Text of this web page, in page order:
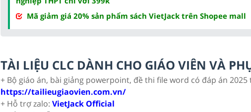
Mã giảm giá 20% sản phẩm sách VietJack trên Shopee mall
TÀI LIỆU CLC DÀNH CHO GIÁO VIÊN VÀ
+ Bộ giáo án, bài giảng powerpoint, đề thi file word có đáp án 2025
https://tailieugiaovien.com.vn/
+ Hỗ trợ zalo: VietJack Official